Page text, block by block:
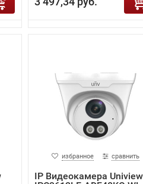
избранное сравнить
IP Видеокамера Uniview